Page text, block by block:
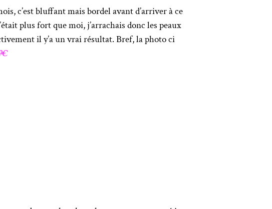
c’est bluffant mais bordel avant d’arriver à ce
plus fort que moi, j’arrachais donc les peaux
il y’a un vrai résultat. Bref, la photo ci